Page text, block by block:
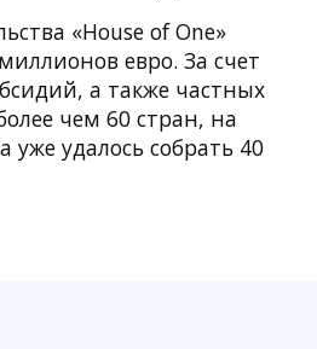
«House of One»
евро. За счет
а также частных
чем 60 стран, на
уже удалось собрать 40